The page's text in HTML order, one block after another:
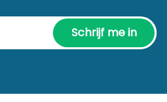
Schrijf me in